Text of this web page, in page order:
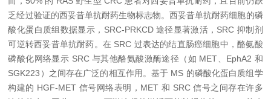
乏经过验证的西妥昔单抗耐药生物标志物。西妥昔单抗耐药细胞的磷
酸化蛋白质组数据显示，SRC-PRKCD 途径显著激活，SRC 抑制剂
可逆转西妥昔单抗耐药。在 SRC 过表达的结直肠癌细胞中，酪氨酸
磷酸化网络显示 SRC 与其他酪氨酸激酶途径（如 MET、EphA2 和
SGK223）之间存在广泛的相互作用。基于 MS 的磷酸化蛋白质组学
构建的 HGF-MET 信号网络表明，MET 和 SRC 信号之间存在许多